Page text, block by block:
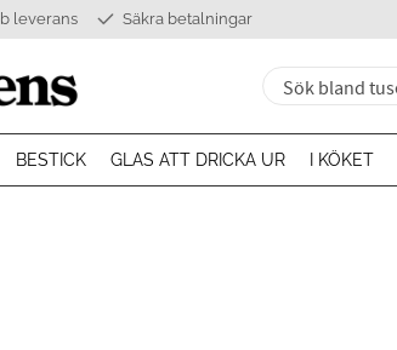
leverans Säkra betalningar
BESTICK GLAS ATT DRICKA UR I KÖKET